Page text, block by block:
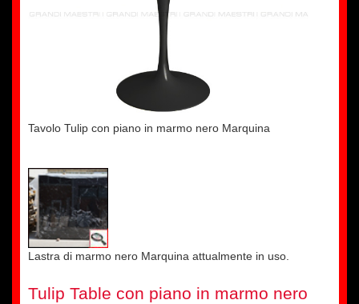
Tavolo Tulip con piano in marmo nero Marquina
Lastra di marmo nero Marquina attualmente in uso.
Tulip Table con piano in marmo nero